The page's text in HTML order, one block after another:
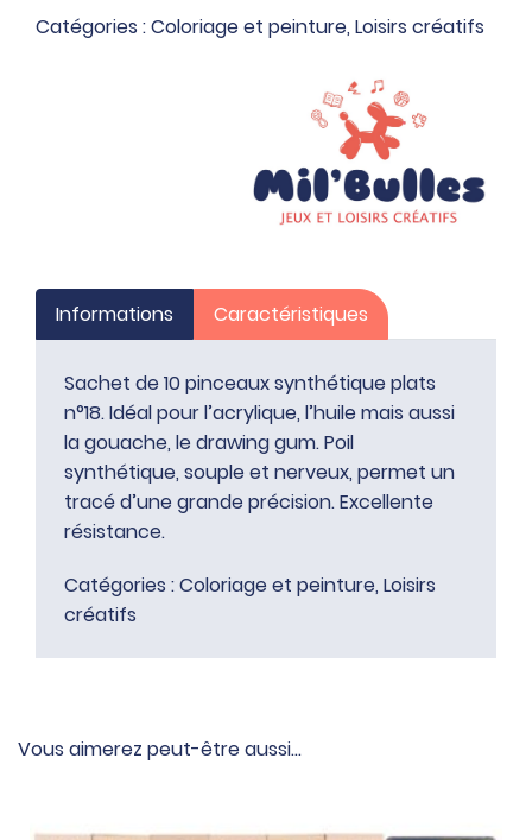
n°18
Catégories :Coloriage et peinture, Loisirs créatifs
Informations Caractéristiques
Sachet de 10 pinceaux synthétique plats
n°18. Idéal pour l’acrylique, l’huile mais aussi
la gouache, le drawing gum. Poil
synthétique, souple et nerveux, permet un
tracé d’une grande précision. Excellente
résistance.
Catégories :Coloriage et peinture, Loisirs
créatifs
Vous aimerez peut-être aussi…